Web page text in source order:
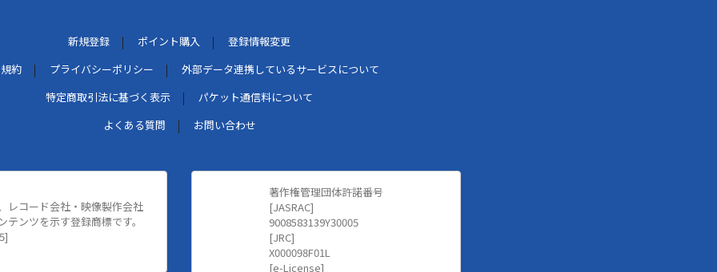
新規登録 ポイント購入
登録情報変更
約
プライバシーポリシー
外部データ連携しているサービスについて
特定商取引法に基づく表示
パケット通信料について
よくある質問
お問い合わせ
レコード会社・映像製作会社
テンツを示す登録商標です。
著作権管理団体許諾番号
[JASRAC]
9008583139Y30005
[JRC]
X000098F01L
[e-License]